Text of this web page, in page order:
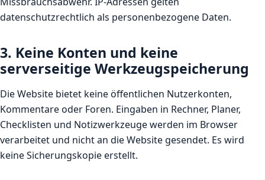
datenschutzrechtlich als personenbezogene Daten.
3. Keine Konten und keine
serverseitige Werkzeugspeicherung
Die Website bietet keine öffentlichen Nutzerkonten,
Kommentare oder Foren. Eingaben in Rechner, Planer,
Checklisten und Notizwerkzeuge werden im Browser
verarbeitet und nicht an die Website gesendet. Es wird
keine Sicherungskopie erstellt.